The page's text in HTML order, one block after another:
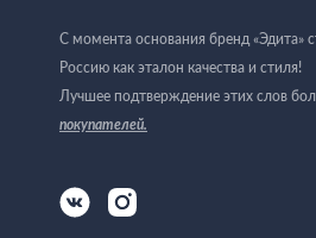
С момента основания бренд «Эдита»
Россию как эталон качества и стиля!
Лучшее подтверждение этих слов
покупателей.